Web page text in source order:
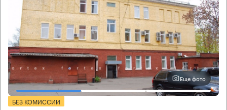
Еще фото
БЕЗ КОМИССИИ